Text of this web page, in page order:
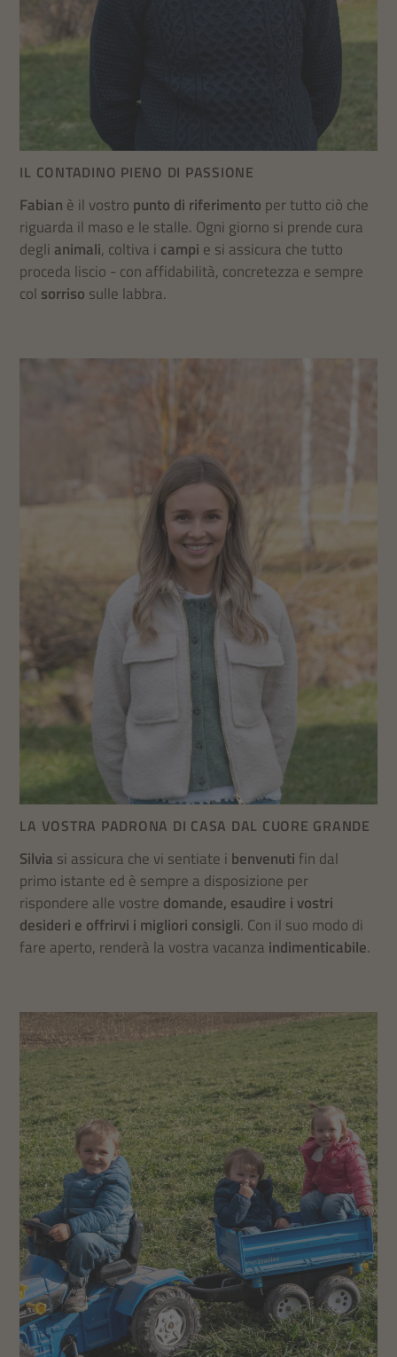
IL CONTADINO PIENO DI PASSIONE
Fabian è il vostro punto di riferimento per tutto ciò che
riguarda il maso e le stalle. Ogni giorno si prende cura
degli animali, coltiva i campi e si assicura che tutto
proceda liscio - con affidabilità, concretezza e sempre
col sorriso sulle labbra.
LA VOSTRA PADRONA DI CASA DAL CUORE GRANDE
Silvia si assicura che vi sentiate i benvenuti fin dal
primo istante ed è sempre a disposizione per
rispondere alle vostre domande, esaudire i vostri
desideri e offrirvi i migliori consigli. Con il suo modo di
fare aperto, renderà la vostra vacanza indimenticabile.